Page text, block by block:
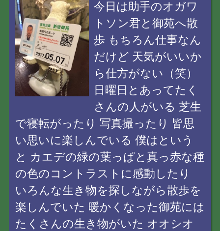
今日は助手のオガワ
トソン君と御苑へ散
歩 もちろん仕事なん
だけど 天気がいいか
ら仕方がない（笑）
日曜日とあってたく
さんの人がいる 芝生
で寝転がったり 写真撮ったり 皆思
い思いに楽しんでいる 僕はという
と カエデの緑の葉っぱと真っ赤な種
の色のコントラストに感動したり
いろんな生き物を探しながら散歩を
楽しんでいた 暖かくなった御苑には
たくさんの生き物がいた オオシオ